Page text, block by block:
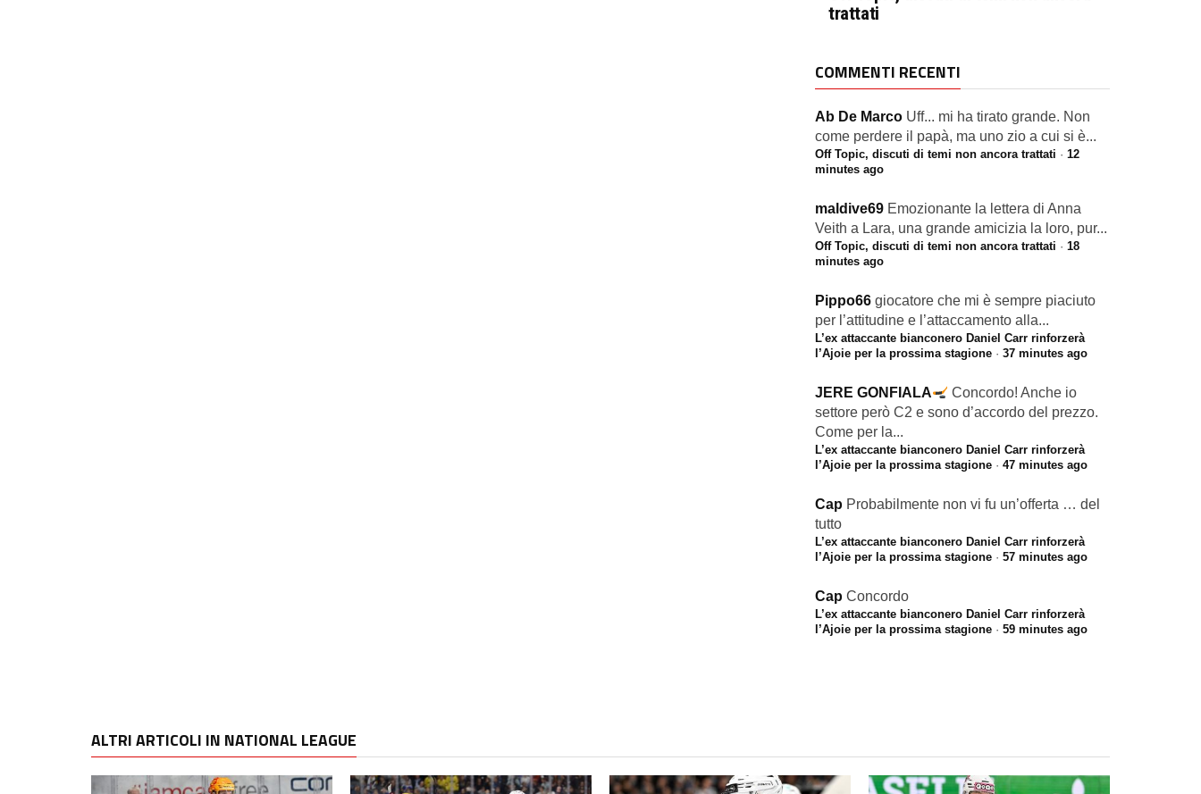
trattati
COMMENTI RECENTI
Ab De Marco Uff... mi ha tirato grande. Non
come perdere il papà, ma uno zio a cui si è...
Off Topic, discuti di temi non ancora trattati · 12
minutes ago
maldive69 Emozionante la lettera di Anna
Veith a Lara, una grande amicizia la loro, pur...
Off Topic, discuti di temi non ancora trattati · 18
minutes ago
Pippo66 giocatore che mi è sempre piaciuto
per l’attitudine e l’attaccamento alla...
L’ex attaccante bianconero Daniel Carr rinforzerà
l’Ajoie per la prossima stagione · 37 minutes ago
JERE GONFIALA
Concordo! Anche io
settore però C2 e sono d’accordo del prezzo.
Come per la...
L’ex attaccante bianconero Daniel Carr rinforzerà
l’Ajoie per la prossima stagione · 47 minutes ago
Cap Probabilmente non vi fu un’offerta … del
tutto
L’ex attaccante bianconero Daniel Carr rinforzerà
l’Ajoie per la prossima stagione · 57 minutes ago
Cap Concordo
L’ex attaccante bianconero Daniel Carr rinforzerà
l’Ajoie per la prossima stagione · 59 minutes ago
ALTRI ARTICOLI IN NATIONAL LEAGUE